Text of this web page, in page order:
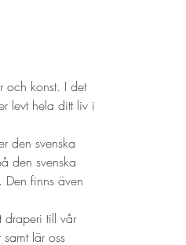
och konst. I det
levt hela ditt liv i
den svenska
den svenska
finns även
draperi till vår
lär oss